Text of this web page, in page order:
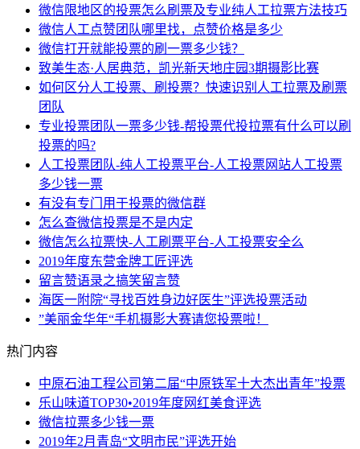
微信限地区的投票怎么刷票及专业纯人工拉票方法技巧
微信人工点赞团队哪里找，点赞价格是多少
微信打开就能投票的刷一票多少钱？
致美生态·人居典范，凯光新天地庄园3期摄影比赛
如何区分人工投票、刷投票？快速识别人工拉票及刷票
团队
专业投票团队一票多少钱-帮投票代投拉票有什么可以刷
投票的吗?
人工投票团队-纯人工投票平台-人工投票网站人工投票
多少钱一票
有没有专门用于投票的微信群
怎么查微信投票是不是内定
微信怎么拉票快-人工刷票平台-人工投票安全么
2019年度东营金牌工匠评选
留言赞语录之搞笑留言赞
海医一附院“寻找百姓身边好医生”评选投票活动
”美丽金华年“手机摄影大赛请您投票啦！
热门内容
中原石油工程公司第二届“中原铁军十大杰出青年”投票
乐山味道TOP30•2019年度网红美食评选
微信拉票多少钱一票
2019年2月青岛“文明市民”评选开始